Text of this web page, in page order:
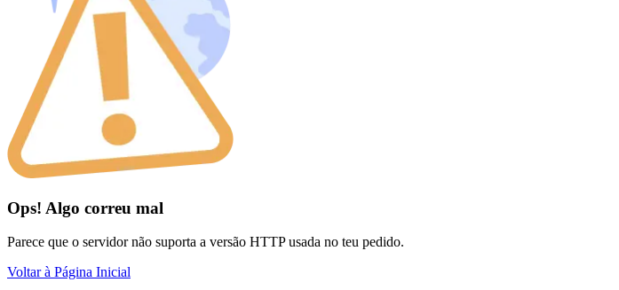
Ops! Algo correu mal
Parece que o servidor não suporta a versão HTTP usada no teu pedido.
Voltar à Página Inicial